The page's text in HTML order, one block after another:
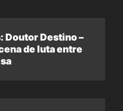
Doutor Destino –
de luta entre